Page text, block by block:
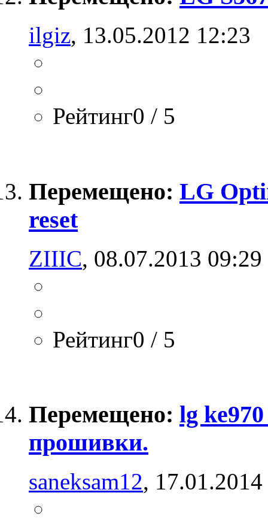
ilgiz, 13.05.2012 12:23
Рейтинг0 / 5
Перемещено: LG
reset
ZIIIC, 08.07.2013 09:29
Рейтинг0 / 5
Перемещено: lg
прошивки.
saneksam12,